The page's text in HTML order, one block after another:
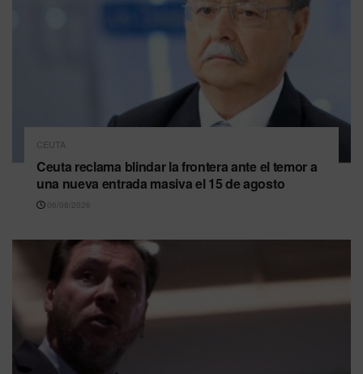
CEUTA
Ceuta reclama blindar la frontera ante el temor a
una nueva entrada masiva el 15 de agosto
06/08/2026